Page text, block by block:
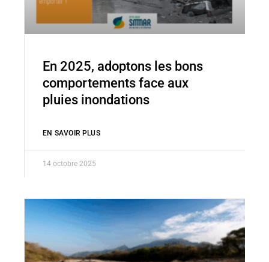
En 2025, adoptons les bons
comportements face aux
pluies inondations
EN SAVOIR PLUS
14 octobre 2025